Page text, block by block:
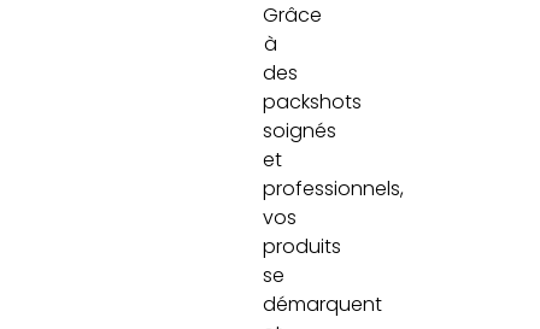
Grâce
à
des
packshots
soignés
et
professionnels,
vos
produits
se
démarquent